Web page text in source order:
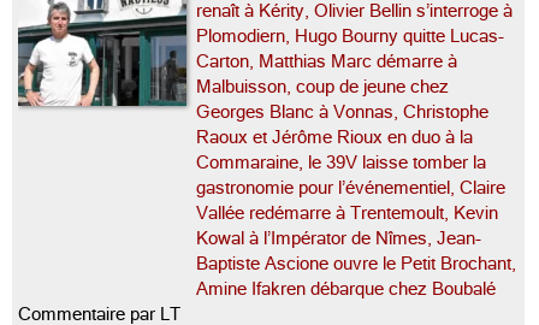
renaît à Kérity, Olivier Bellin s’interroge à
Plomodiern, Hugo Bourny quitte Lucas-
Carton, Matthias Marc démarre à
Malbuisson, coup de jeune chez
Georges Blanc à Vonnas, Christophe
Raoux et Jérôme Rioux en duo à la
Commaraine, le 39V laisse tomber la
gastronomie pour l’événementiel, Claire
Vallée redémarre à Trentemoult, Kevin
Kowal à l’Impérator de Nîmes, Jean-
Baptiste Ascione ouvre le Petit Brochant,
Amine Ifakren débarque chez Boubalé
Commentaire par LT